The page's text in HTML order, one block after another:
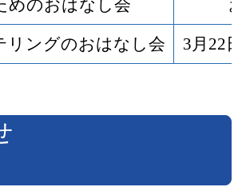
めのおはなし会
リングのおはなし会 3月22